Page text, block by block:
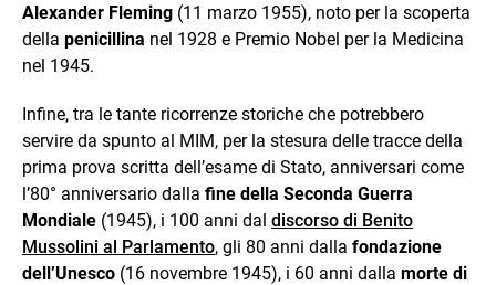
Alexander Fleming (11 marzo 1955), noto per la scoperta
della penicillina nel 1928 e Premio Nobel per la Medicina
nel 1945.
Infine, tra le tante ricorrenze storiche che potrebbero
servire da spunto al MIM, per la stesura delle tracce della
prima prova scritta dell’esame di Stato, anniversari come
l’80° anniversario dalla fine della Seconda Guerra
Mondiale (1945), i 100 anni dal discorso di Benito
Mussolini al Parlamento, gli 80 anni dalla fondazione
dell’Unesco (16 novembre 1945), i 60 anni dalla morte di